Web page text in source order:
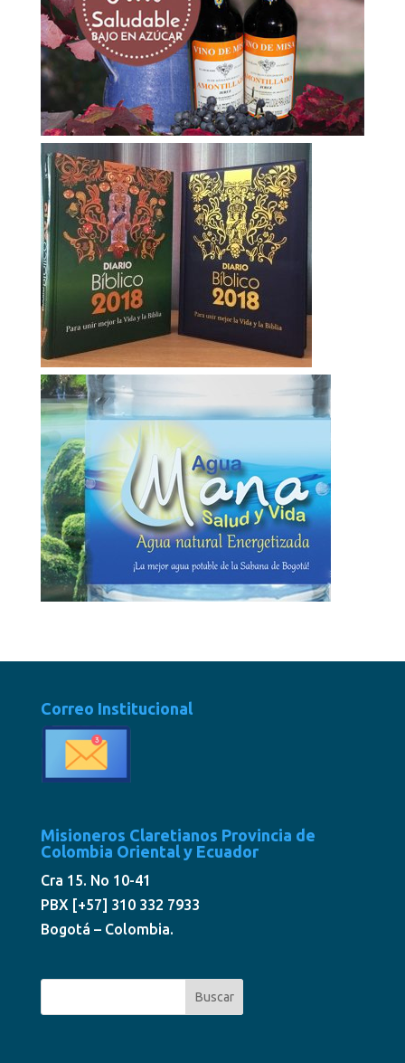
Correo Institucional
Misioneros Claretianos Provincia de
Colombia Oriental y Ecuador
Cra 15. No 10-41
PBX [+57] 310 332 7933
Bogotá – Colombia.